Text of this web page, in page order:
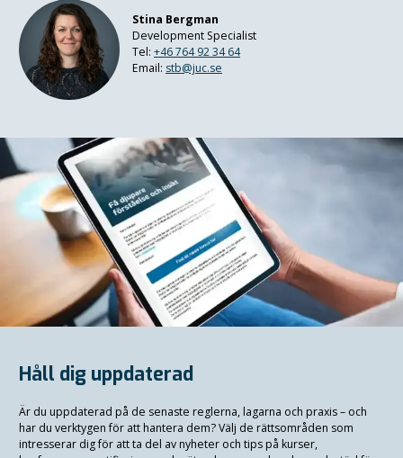
Stina Bergman
Development Specialist
Tel: +46 764 92 34 64
Email: stb@juc.se
Håll dig uppdaterad
Är du uppdaterad på de senaste reglerna, lagarna och praxis– och
har du verktygen för att hantera dem? Välj de rättsområden som
intresserar dig för att ta del av nyheter och tips på kurser,